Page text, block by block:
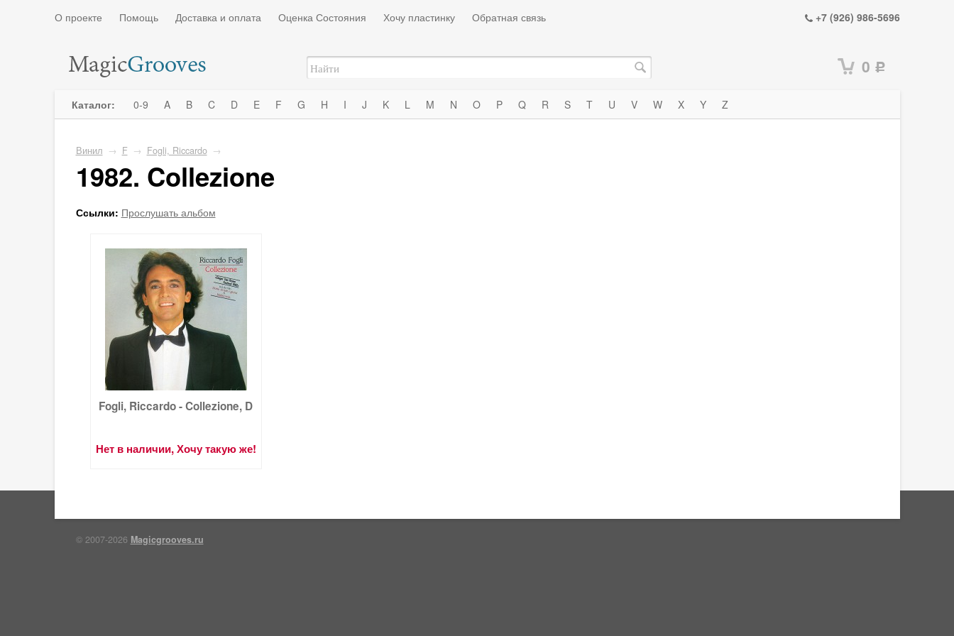
О проекте Помощь Доставка и оплата Оценка Состояния Хочу пластинку Обратная связь +7 (926) 986-5696
0 Р
Каталог: 0-9 A B C D E F G H I J K L M N O P Q R S T U V W X Y Z
Винил → F → Fogli, Riccardo →
1982. Collezione
Ссылки: Прослушать альбом
Fogli, Riccardo - Collezione, D
Нет в наличии, Хочу такую же!
© 2007-2026 Magicgrooves.ru